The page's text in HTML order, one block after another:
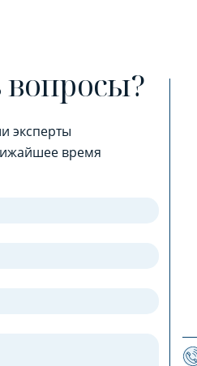
вопросы?
эксперты
время